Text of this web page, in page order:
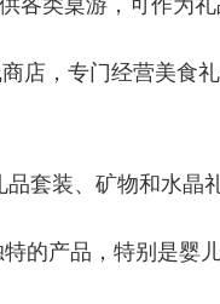
商店，专门经营美食
品套装、矿物和水晶
特的产品，特别是婴